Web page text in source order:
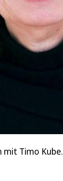
mit Timo Kube.